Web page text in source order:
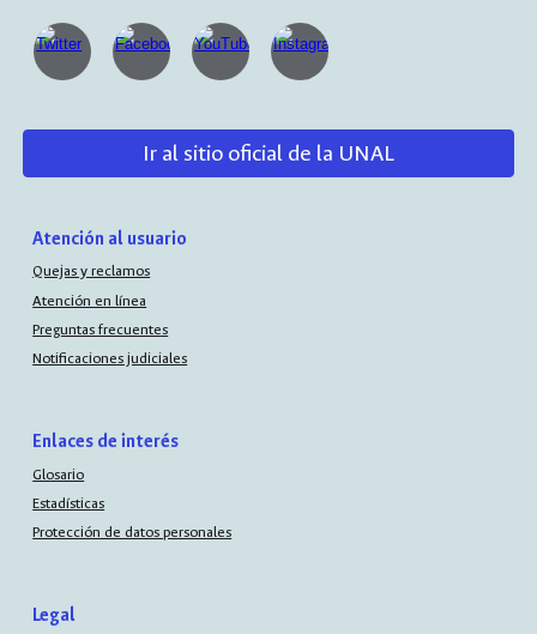
Ir al sitio oficial de la UNAL
Atención al usuario
Quejas y reclamos
Atención en línea
Preguntas frecuentes
Notificaciones judiciales
Enlaces de interés
Glosario
Estadísticas
Protección de datos personales
Legal